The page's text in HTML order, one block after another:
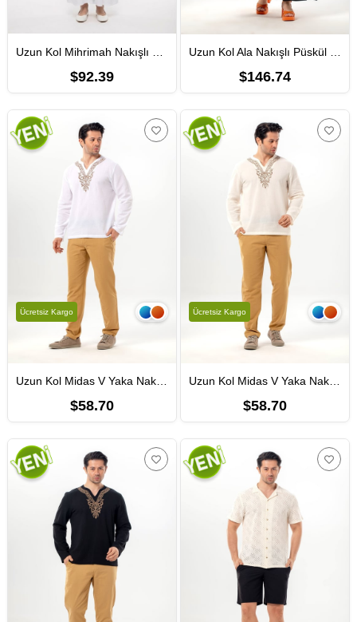
$92.39 $146.74
Uzun Kol Midas V Yaka Nakışlı Şile Bezi Erkek Tişört | Yazlık Erkek Tshirt Beyaz Byz
$58.70
Ücretsiz Kargo
Uzun Kol Midas V Yaka Nakışlı Şile Bezi Erkek Tişört | Yazlık Erkek Tshirt Krem Krm
$58.70
Ücretsiz Kargo